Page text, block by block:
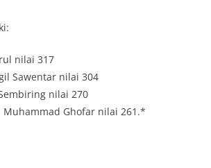
nilai 317
Sawentar nilai 304
nilai 270
Muhammad Ghofar nilai 261.*